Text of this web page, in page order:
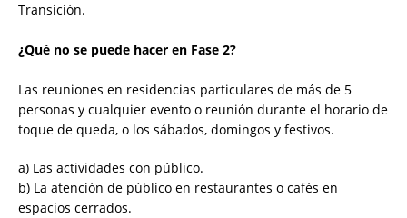
Transición.
¿Qué no se puede hacer en Fase 2?
Las reuniones en residencias particulares de más de 5
personas y cualquier evento o reunión durante el horario de
toque de queda, o los sábados, domingos y festivos.
a) Las actividades con público.
b) La atención de público en restaurantes o cafés en
espacios cerrados.